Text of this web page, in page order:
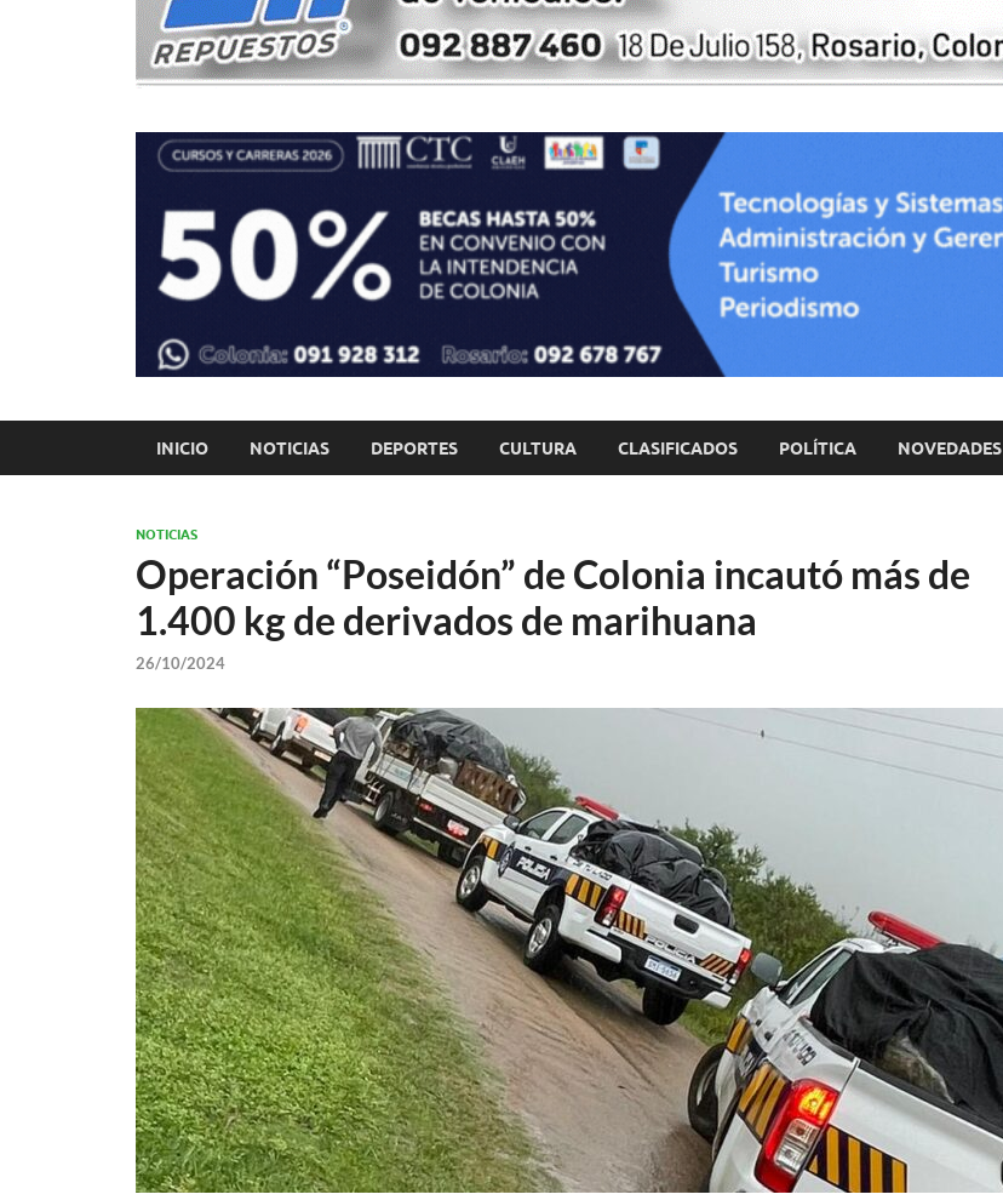
INICIO NOTICIAS DEPORTES CULTURA CLASIFICADOS POLÍTICA NOVEDADES
NOTICIAS
Operación “Poseidón” de Colonia incautó más de
1.400 kg de derivados de marihuana
26/10/2024